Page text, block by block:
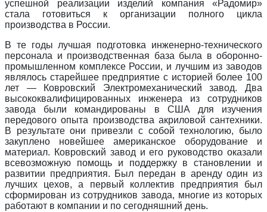
успешной реализации изделий компания «Радомир»
стала готовиться к организации полного цикла
производства в России.
В те годы лучшая подготовка инженерно-технического
персонала и производственная база была в оборонно-
промышленном комплексе России, и лучшим из заводов
являлось старейшее предприятие с историей более 100
лет — Ковровский Электромеханический завод. Два
высококвалифицированных инженера из сотрудников
завода были командированы в США для изучения
передового опыта производства акриловой сантехники.
В результате они привезли с собой технологию, было
закуплено новейшее американское оборудование и
материал. Ковровский завод и его руководство оказали
всевозможную помощь и поддержку в становлении и
развитии предприятия. Был передан в аренду один из
лучших цехов, а первый коллектив предприятия был
сформирован из сотрудников завода, многие из которых
работают в компании и по сегодняшний день.